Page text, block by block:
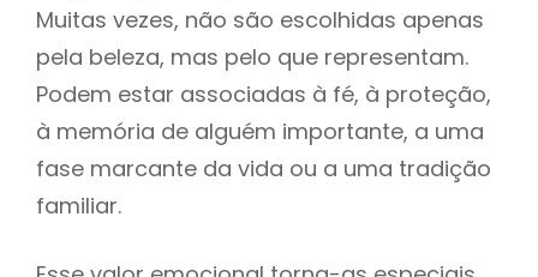
Muitas vezes, não são escolhidas apenas
pela beleza, mas pelo que representam.
Podem estar associadas à fé, à proteção,
à memória de alguém importante, a uma
fase marcante da vida ou a uma tradição
familiar.